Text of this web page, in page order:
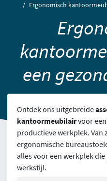
Ergonomisch
een
Ontdek ons uitgebreide
kantoormeubilairvoor
productieve werkplek. Van
ergonomische
alles voor een werkplek
werkstijl.